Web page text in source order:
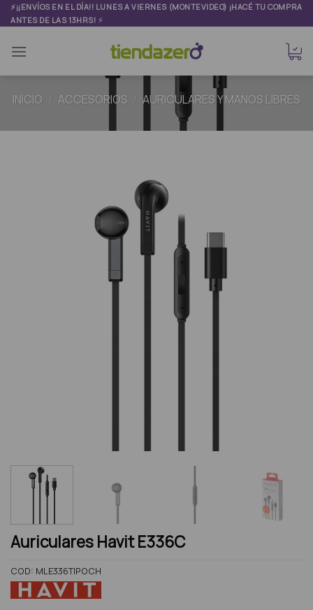
Skip
to
⚡¡¡ENVÍOS EN EL DÍA!! LUNES A VIERNES (MONTEVIDEO) ¡HACÉ TU COMPRA
ANTES DE LAS 13HRS! ⚡
INICIO ACCESORIOS AURICULARES Y MANOS LIBRES
Auriculares Havit E336C
COD: MLE336TIPOCH